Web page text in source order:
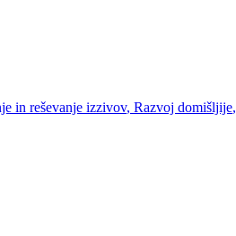
in reševanje izzivov, Razvoj domišljije,